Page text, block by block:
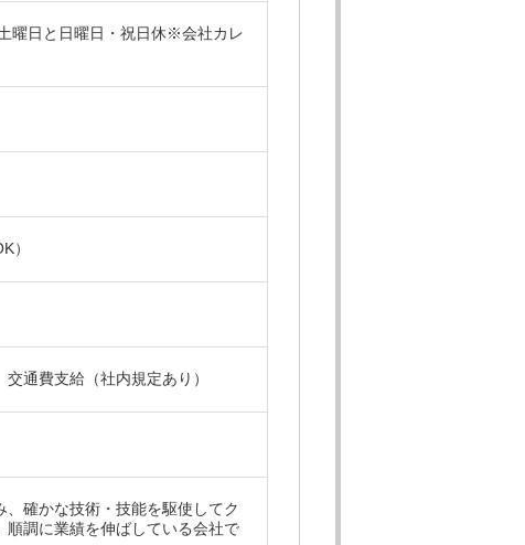
曜日と日曜日・祝日休※会社カレ
）
通費支給（社内規定あり）
確かな技術・技能を駆使してク
順調に業績を伸ばしている会社で